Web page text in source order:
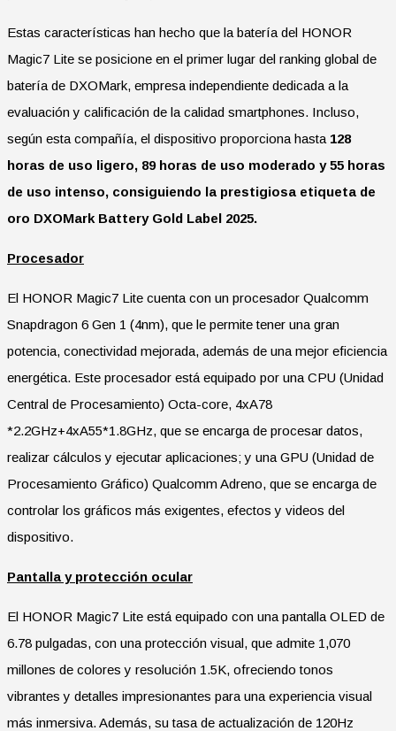
Estas características han hecho que la batería del HONOR
Magic7 Lite se posicione en el primer lugar del ranking global de
batería de DXOMark, empresa independiente dedicada a la
evaluación y calificación de la calidad smartphones. Incluso,
según esta compañía, el dispositivo proporciona hasta 128
horas de uso ligero, 89 horas de uso moderado y 55 horas
de uso intenso, consiguiendo la prestigiosa etiqueta de
oro DXOMark Battery Gold Label 2025.
Procesador
El HONOR Magic7 Lite cuenta con un procesador Qualcomm
Snapdragon 6 Gen 1 (4nm), que le permite tener una gran
potencia, conectividad mejorada, además de una mejor eficiencia
energética. Este procesador está equipado por una CPU (Unidad
Central de Procesamiento) Octa-core, 4xA78
*2.2GHz+4xA55*1.8GHz, que se encarga de procesar datos,
realizar cálculos y ejecutar aplicaciones; y una GPU (Unidad de
Procesamiento Gráfico) Qualcomm Adreno, que se encarga de
controlar los gráficos más exigentes, efectos y videos del
dispositivo.
Pantalla y protección ocular
El HONOR Magic7 Lite está equipado con una pantalla OLED de
6.78 pulgadas, con una protección visual, que admite 1,070
millones de colores y resolución 1.5K, ofreciendo tonos
vibrantes y detalles impresionantes para una experiencia visual
más inmersiva. Además, su tasa de actualización de 120Hz